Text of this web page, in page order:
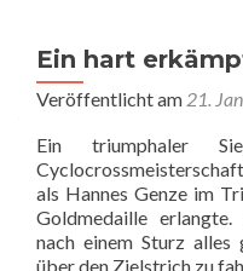
Ein hart
Veröffentlicht am 21.
Ein triumphaler
als Hannes Genze im
Goldmedaille
nach einem Sturz
über den Zielstrich zu